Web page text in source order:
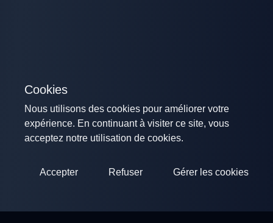
Cookies
Nous utilisons des cookies pour améliorer votre
expérience. En continuant à visiter ce site, vous
acceptez notre utilisation de cookies.
Accepter Refuser Gérer les cookies